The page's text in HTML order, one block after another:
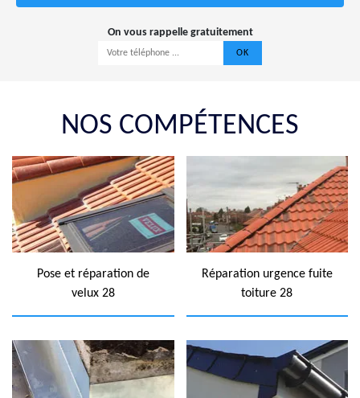
On vous rappelle gratuitement
NOS COMPÉTENCES
Pose et réparation de
velux 28
Réparation urgence fuite
toiture 28